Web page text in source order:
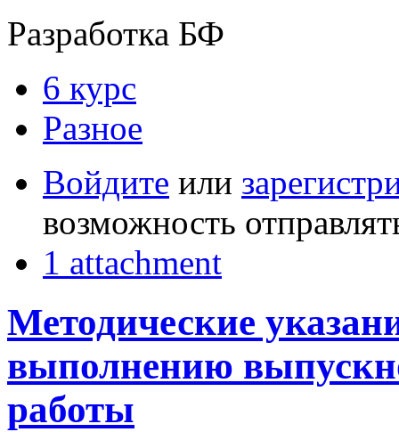
Разработка БФ
6 курс
Разное
Войдите или
возможность
1 attachment
Методические
выполнению
работы